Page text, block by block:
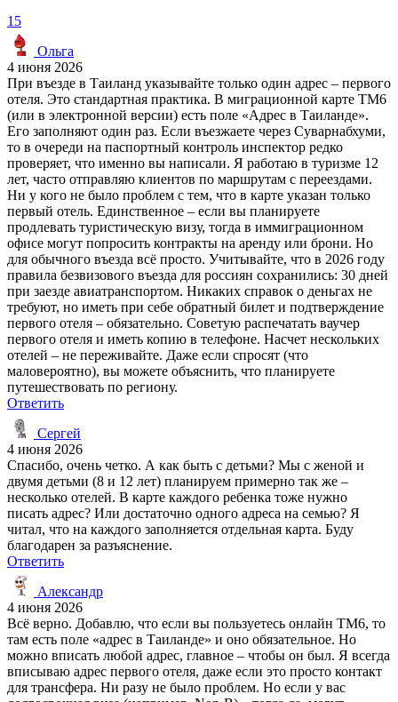
15
Ольга
4 июня 2026
При въезде в Таиланд указывайте только один адрес – первого
отеля. Это стандартная практика. В миграционной карте TM6
(или в электронной версии) есть поле «Адрес в Таиланде».
Его заполняют один раз. Если въезжаете через Суварнабхуми,
то в очереди на паспортный контроль инспектор редко
проверяет, что именно вы написали. Я работаю в туризме 12
лет, часто отправляю клиентов по маршрутам с переездами.
Ни у кого не было проблем с тем, что в карте указан только
первый отель. Единственное – если вы планируете
продлевать туристическую визу, тогда в иммиграционном
офисе могут попросить контракты на аренду или брони. Но
для обычного въезда всё просто. Учитывайте, что в 2026 году
правила безвизового въезда для россиян сохранились: 30 дней
при заезде авиатранспортом. Никаких справок о деньгах не
требуют, но иметь при себе обратный билет и подтверждение
первого отеля – обязательно. Советую распечатать ваучер
первого отеля и иметь копию в телефоне. Насчет нескольких
отелей – не переживайте. Даже если спросят (что
маловероятно), вы можете объяснить, что планируете
путешествовать по региону.
Ответить
Сергей
4 июня 2026
Спасибо, очень четко. А как быть с детьми? Мы с женой и
двумя детьми (8 и 12 лет) планируем примерно так же –
несколько отелей. В карте каждого ребенка тоже нужно
писать адрес? Или достаточно одного адреса на семью? Я
читал, что на каждого заполняется отдельная карта. Буду
благодарен за разъяснение.
Ответить
Александр
4 июня 2026
Всё верно. Добавлю, что если вы пользуетесь онлайн TM6, то
там есть поле «адрес в Таиланде» и оно обязательное. Но
можно вписать любой адрес, главное – чтобы он был. Я всегда
вписываю адрес первого отеля, даже если это просто контакт
для трансфера. Ни разу не было проблем. Но если у вас